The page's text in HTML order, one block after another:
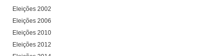
Eleições 2002
Eleições 2006
Eleições 2010
Eleições 2012